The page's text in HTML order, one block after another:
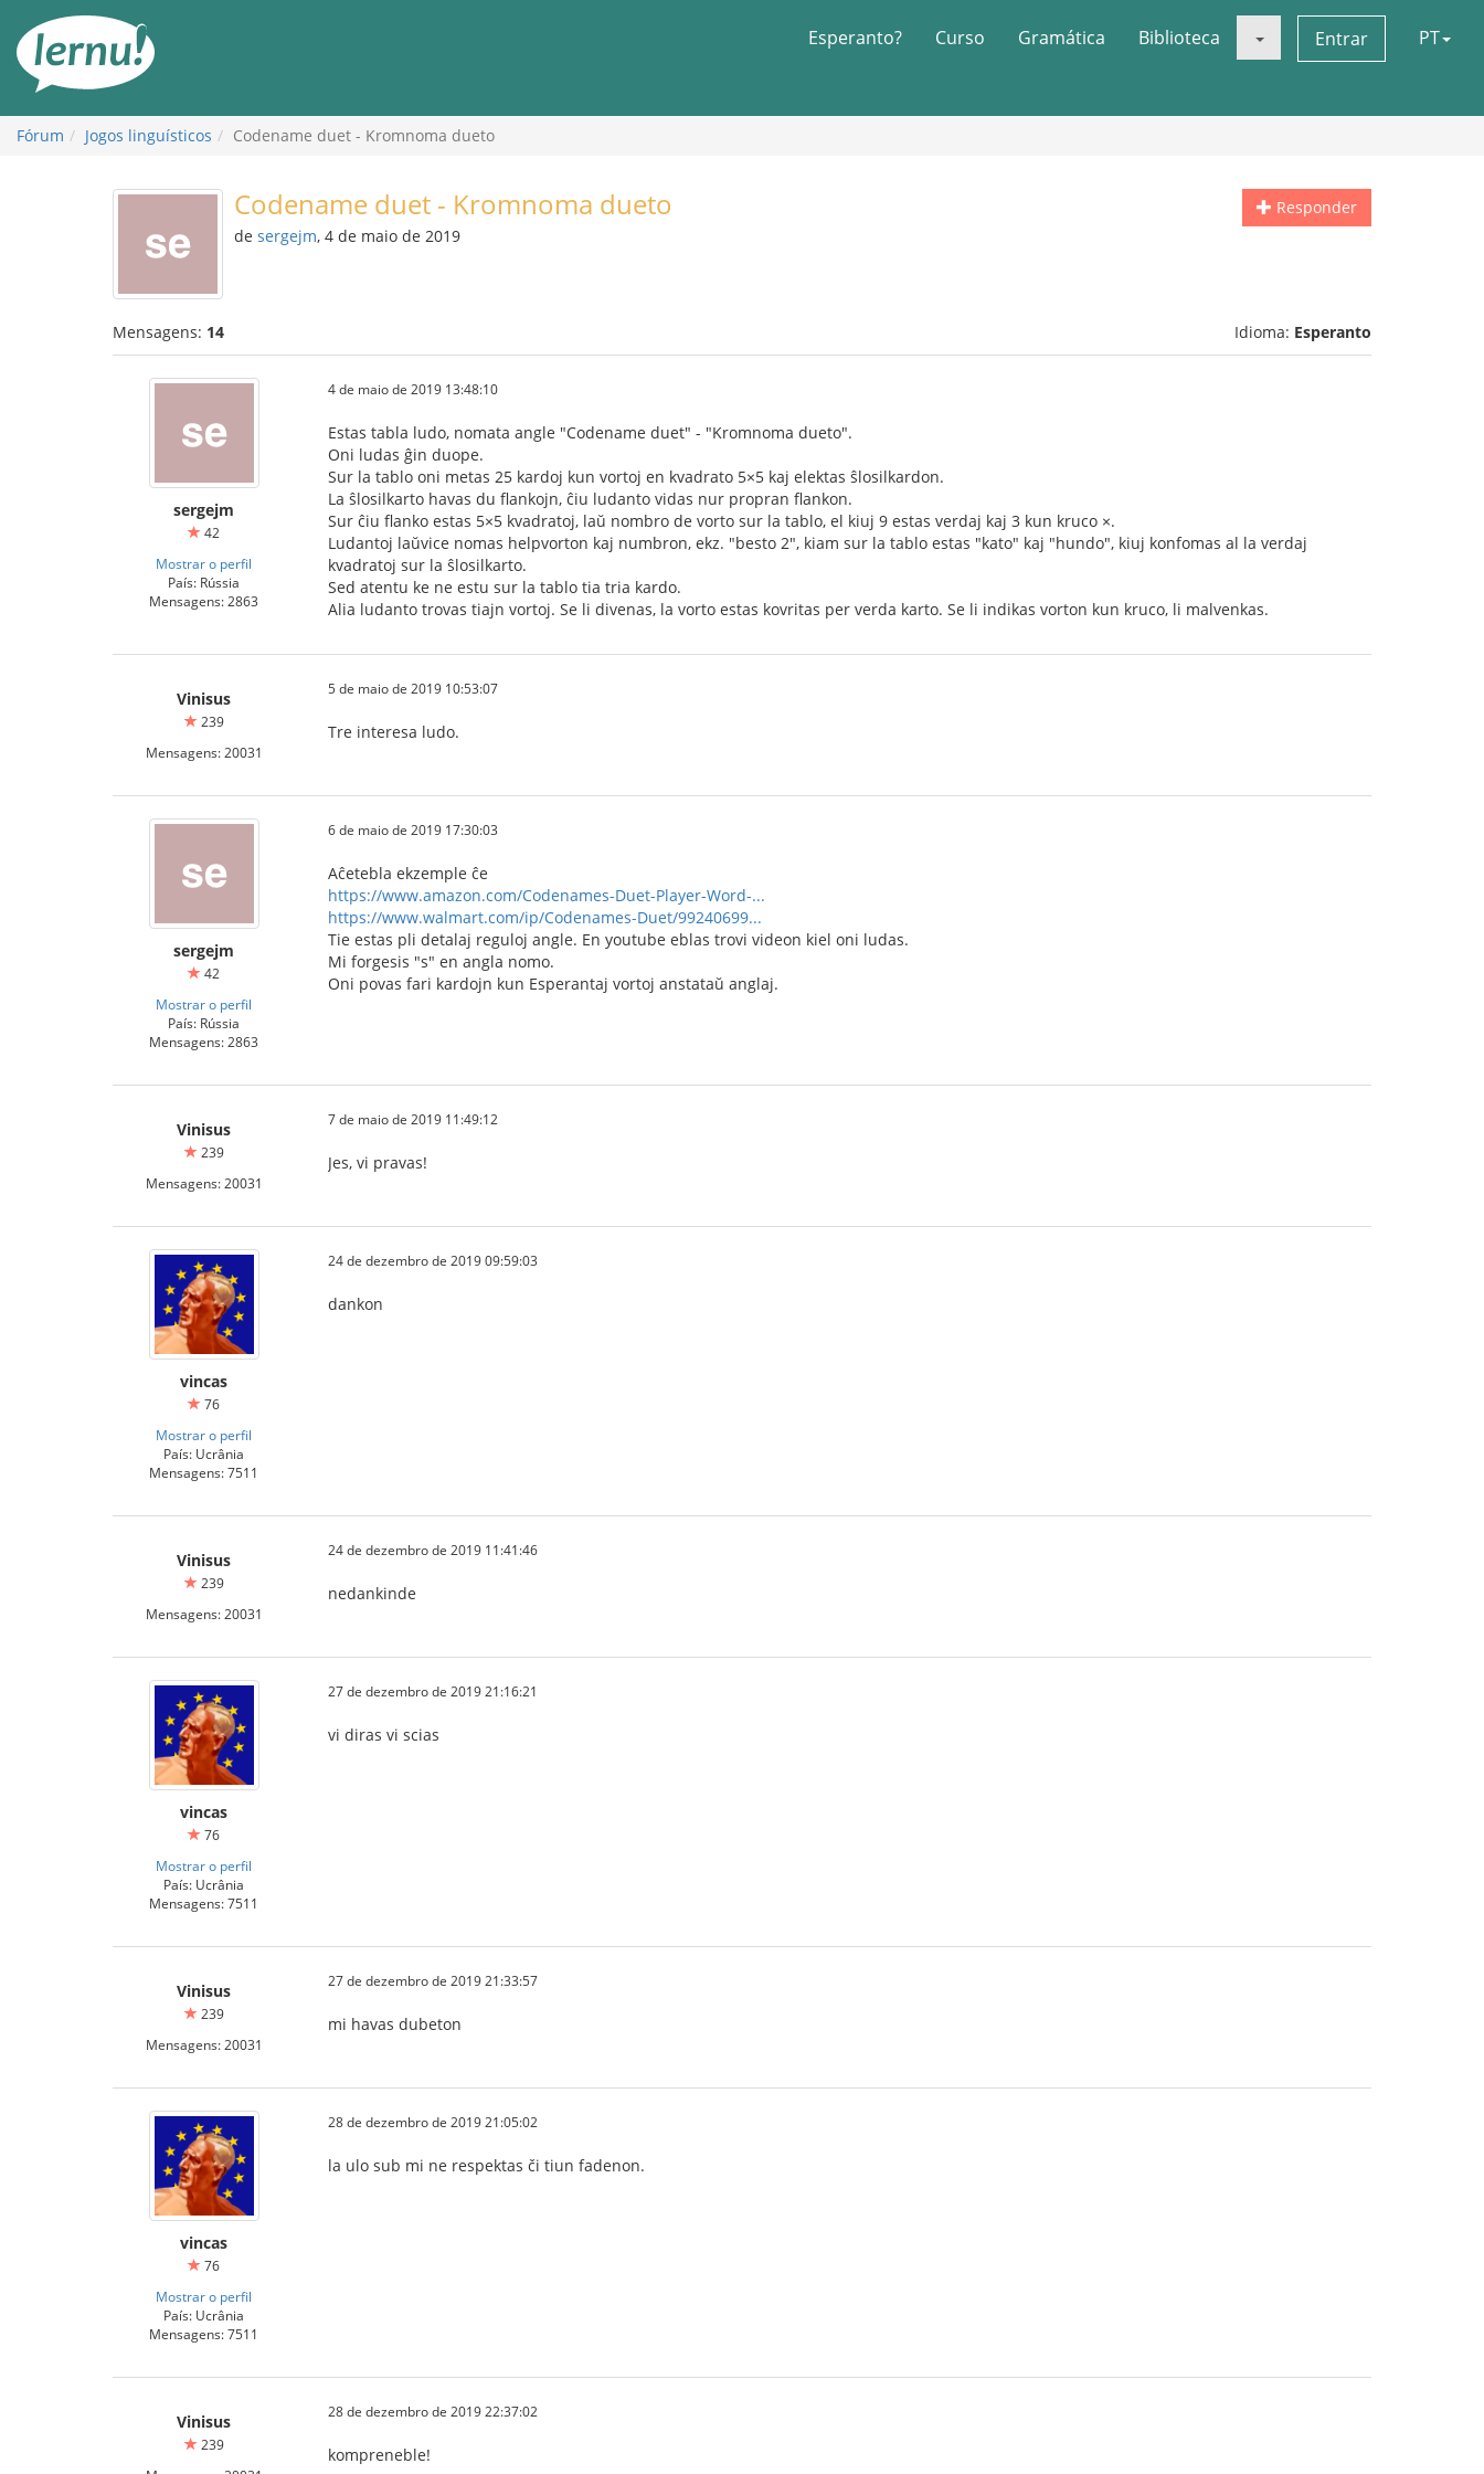
conteúdo
Esperanto? Curso Gramática Biblioteca Entrar PT
Fórum Jogos linguísticos Codename duet - Kromnoma dueto
Responder
Codename duet - Kromnoma dueto
de sergejm, 4 de maio de 2019
Mensagens: 14 Idioma: Esperanto
sergejm
42
Mostrar o perfil
País: Rússia
Mensagens: 2863
4 de maio de 2019 13:48:10
Estas tabla ludo, nomata angle "Codename duet" - "Kromnoma dueto".
Oni ludas ĝin duope.
Sur la tablo oni metas 25 kardoj kun vortoj en kvadrato 5×5 kaj elektas ŝlosilkardon.
La ŝlosilkarto havas du flankojn, ĉiu ludanto vidas nur propran flankon.
Sur ĉiu flanko estas 5×5 kvadratoj, laŭ nombro de vorto sur la tablo, el kiuj 9 estas verdaj kaj 3 kun kruco ×.
Ludantoj laŭvice nomas helpvorton kaj numbron, ekz. "besto 2", kiam sur la tablo estas "kato" kaj "hundo", kiuj konfomas al la verdaj
kvadratoj sur la ŝlosilkarto.
Sed atentu ke ne estu sur la tablo tia tria kardo.
Alia ludanto trovas tiajn vortoj. Se li divenas, la vorto estas kovritas per verda karto. Se li indikas vorton kun kruco, li malvenkas.
Vinisus
239
Mensagens: 20031
5 de maio de 2019 10:53:07
Tre interesa ludo.
sergejm
42
Mostrar o perfil
País: Rússia
Mensagens: 2863
6 de maio de 2019 17:30:03
Aĉetebla ekzemple ĉe
https://www.amazon.com/Codenames-Duet-Player-Word-...
https://www.walmart.com/ip/Codenames-Duet/99240699...
Tie estas pli detalaj reguloj angle. En youtube eblas trovi videon kiel oni ludas.
Mi forgesis "s" en angla nomo.
Oni povas fari kardojn kun Esperantaj vortoj anstataŭ anglaj.
Vinisus
239
Mensagens: 20031
7 de maio de 2019 11:49:12
Jes, vi pravas!
vincas
76
Mostrar o perfil
País: Ucrânia
Mensagens: 7511
24 de dezembro de 2019 09:59:03
dankon
Vinisus
239
Mensagens: 20031
24 de dezembro de 2019 11:41:46
nedankinde
vincas
76
Mostrar o perfil
País: Ucrânia
Mensagens: 7511
27 de dezembro de 2019 21:16:21
vi diras vi scias
Vinisus
239
Mensagens: 20031
27 de dezembro de 2019 21:33:57
mi havas dubeton
vincas
76
Mostrar o perfil
País: Ucrânia
Mensagens: 7511
28 de dezembro de 2019 21:05:02
la ulo sub mi ne respektas či tiun fadenon.
Vinisus
239
28 de dezembro de 2019 22:37:02
kompreneble!